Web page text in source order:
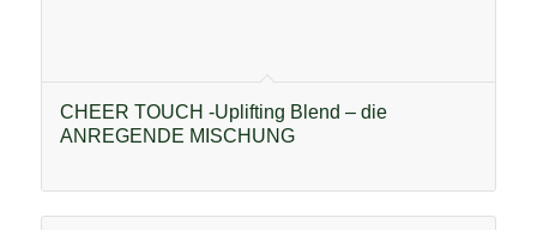
CHEER TOUCH -Uplifting Blend – die
ANREGENDE MISCHUNG